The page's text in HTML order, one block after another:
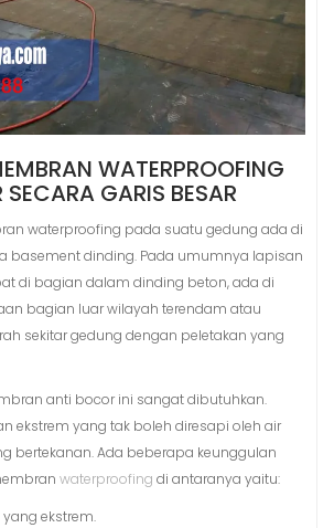
WATERPROOFING
GARIS BESAR
waterproofing pada suatu gedung ada di
basement dinding. Pada umumnya lapisan
di bagian dalam dinding beton, ada di
bagian luar wilayah terendam atau
sekitar gedung dengan peletakan yang
anti bocor ini sangat dibutuhkan.
ekstrem yang tak boleh diresapi oleh air
bertekanan. Ada beberapa keunggulan
waterproofing di antaranya yaitu:
ekstrem.